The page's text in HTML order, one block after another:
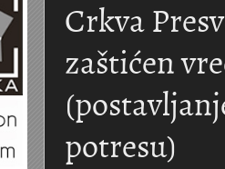
Crkva
zaštićen
potresu)